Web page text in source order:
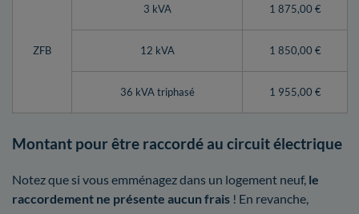
ZFB
3 kVA 1 875,00 €
12 kVA 1 850,00 €
36 kVA triphasé 1 955,00 €
Montant pour être raccordé au circuit électrique
Notez que si vous emménagez dans un logement neuf, le
raccordement ne présente aucun frais ! En revanche,